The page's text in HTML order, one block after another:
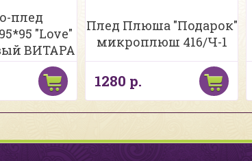
плед
"Love"
ВИТАРА
Плед Плюша "Подарок"
микроплюш 416/Ч-1
1280 р.